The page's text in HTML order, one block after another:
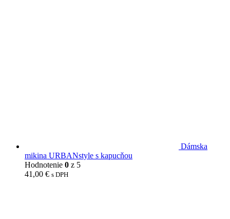
Dámska
mikina URBANstyle s kapucňou
Hodnotenie 0 z 5
41,00 € s DPH